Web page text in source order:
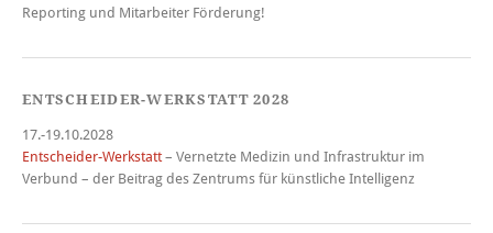
Reporting und Mitarbeiter Förderung!
ENTSCHEIDER-WERKSTATT 2028
17.-19.10.2028
Entscheider-Werkstatt – Vernetzte Medizin und Infrastruktur im
Verbund – der Beitrag des Zentrums für künstliche Intelligenz